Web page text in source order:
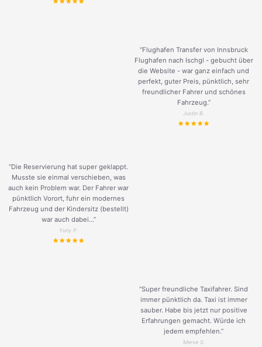
“Flughafen Transfer von Innsbruck
Flughafen nach Ischgl - gebucht über
die Website - war ganz einfach und
perfekt, guter Preis, pünktlich, sehr
freundlicher Fahrer und schönes
Fahrzeug.”
Justin B.
“Die Reservierung hat super geklappt.
Musste sie einmal verschieben, was
auch kein Problem war. Der Fahrer war
pünktlich Vorort, fuhr ein modernes
Fahrzeug und der Kindersitz (bestellt)
war auch dabei...”
Yuriy P.
“Super freundliche Taxifahrer. Sind
immer pünktlich da. Taxi ist immer
sauber. Habe bis jetzt nur positive
Erfahrungen gemacht. Würde ich
jedem empfehlen.”
Merve S.